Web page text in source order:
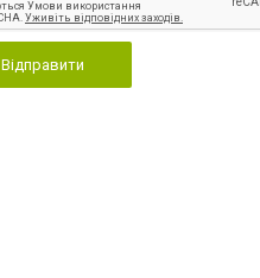
Відправити